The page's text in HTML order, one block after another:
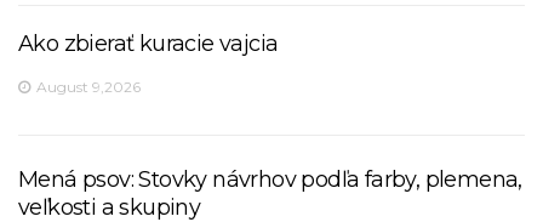
Ako zbierať kuracie vajcia
August 9,2026
Mená psov: Stovky návrhov podľa farby, plemena,
veľkosti a skupiny